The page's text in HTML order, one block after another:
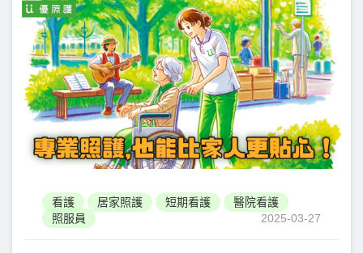
看護 居家照護 短期看護
醫院看護
照服員
2025-03-27